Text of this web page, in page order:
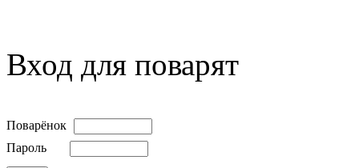
Вход для поварят
Поварёнок
Пароль